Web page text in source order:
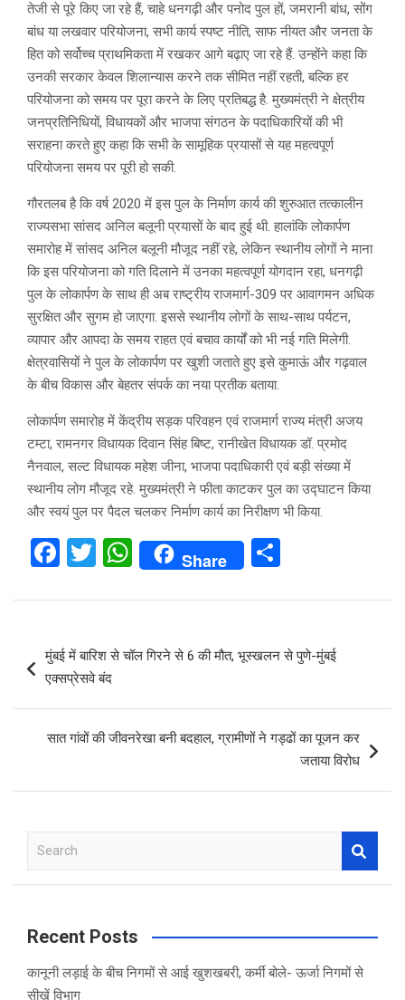
तेजी से पूरे किए जा रहे हैं, चाहे धनगढ़ी और पनोद पुल हों, जमरानी बांध, सोंग
बांध या लखवार परियोजना, सभी कार्य स्पष्ट नीति, साफ नीयत और जनता के
हित को सर्वोच्च प्राथमिकता में रखकर आगे बढ़ाए जा रहे हैं. उन्होंने कहा कि
उनकी सरकार केवल शिलान्यास करने तक सीमित नहीं रहती, बल्कि हर
परियोजना को समय पर पूरा करने के लिए प्रतिबद्ध है. मुख्यमंत्री ने क्षेत्रीय
जनप्रतिनिधियों, विधायकों और भाजपा संगठन के पदाधिकारियों की भी
सराहना करते हुए कहा कि सभी के सामूहिक प्रयासों से यह महत्वपूर्ण
परियोजना समय पर पूरी हो सकी.
गौरतलब है कि वर्ष 2020 में इस पुल के निर्माण कार्य की शुरुआत तत्कालीन
राज्यसभा सांसद अनिल बलूनी प्रयासों के बाद हुई थी. हालांकि लोकार्पण
समारोह में सांसद अनिल बलूनी मौजूद नहीं रहे, लेकिन स्थानीय लोगों ने माना
कि इस परियोजना को गति दिलाने में उनका महत्वपूर्ण योगदान रहा, धनगढ़ी
पुल के लोकार्पण के साथ ही अब राष्ट्रीय राजमार्ग-309 पर आवागमन अधिक
सुरक्षित और सुगम हो जाएगा. इससे स्थानीय लोगों के साथ-साथ पर्यटन,
व्यापार और आपदा के समय राहत एवं बचाव कार्यों को भी नई गति मिलेगी.
क्षेत्रवासियों ने पुल के लोकार्पण पर खुशी जताते हुए इसे कुमाऊं और गढ़वाल
के बीच विकास और बेहतर संपर्क का नया प्रतीक बताया.
लोकार्पण समारोह में केंद्रीय सड़क परिवहन एवं राजमार्ग राज्य मंत्री अजय
टम्टा, रामनगर विधायक दिवान सिंह बिष्ट, रानीखेत विधायक डॉ. प्रमोद
नैनवाल, सल्ट विधायक महेश जीना, भाजपा पदाधिकारी एवं बड़ी संख्या में
स्थानीय लोग मौजूद रहे. मुख्यमंत्री ने फीता काटकर पुल का उद्घाटन किया
और स्वयं पुल पर पैदल चलकर निर्माण कार्य का निरीक्षण भी किया.
F
ce
b
o
o
k
T
tt
er
W
at
s
A
p
Share
ar
e
navigation
मुंबई में बारिश से चॉल गिरने से 6 की मौत, भूस्खलन से पुणे-मुंबई
एक्सप्रेसवे बंद
सात गांवों की जीवनरेखा बनी बदहाल, ग्रामीणों ने गड्ढों का पूजन कर
जताया विरोध
a
c
Recent Posts
कानूनी लड़ाई के बीच निगमों से आई खुशखबरी, कर्मी बोले- ऊर्जा निगमों से
सीखें विभाग